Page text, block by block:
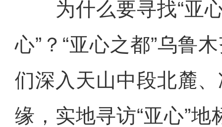
为什么要寻找“亚心
心”？“亚心之都”乌鲁
们深入天山中段北麓
缘，实地寻访“亚心”地